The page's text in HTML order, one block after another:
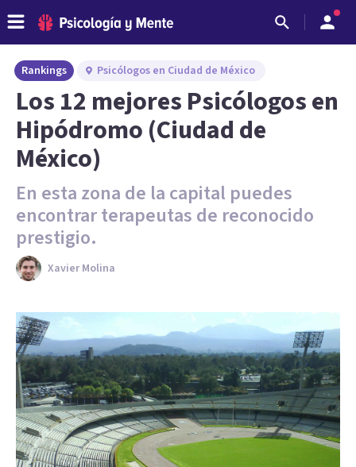
Rankings Psicólogos en Ciudad de México
Los 12 mejores Psicólogos en
Hipódromo (Ciudad de
México)
En esta zona de la capital puedes
encontrar terapeutas de reconocido
prestigio.
Xavier Molina